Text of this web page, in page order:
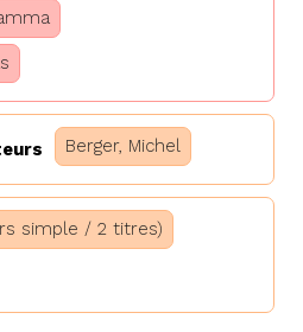
Berger, Michel
simple / 2 titres)